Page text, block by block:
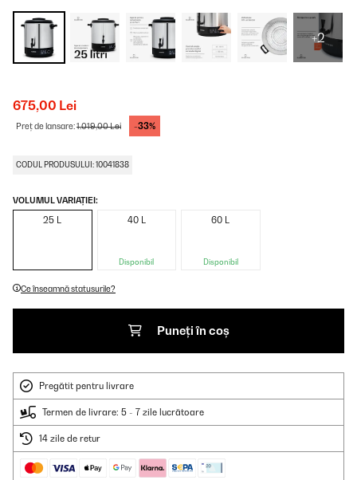
+2
675,00 Lei
Preț de lansare:1.019,00 Lei -33%
CODUL PRODUSULUI: 10041838
VOLUMUL VARIAȚIEI:
25 L 40 L
Disponibil
60 L
Disponibil
Ce înseamnă statusurile?
Puneți în coș
Pregătit pentru livrare
Termen de livrare: 5 - 7 zile lucrătoare
14 zile de retur